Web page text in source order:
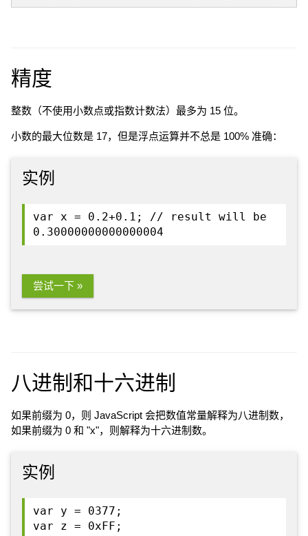
精度
整数（不使用小数点或指数计数法）最多为 15 位。
小数的最大位数是 17，但是浮点运算并不总是 100% 准确：
实例
var x = 0.2+0.1; // result will be
0.30000000000000004
尝试一下 »
八进制和十六进制
如果前缀为 0，则 JavaScript 会把数值常量解释为八进制数，
如果前缀为 0 和 "x"，则解释为十六进制数。
实例
var y = 0377;
var z = 0xFF;